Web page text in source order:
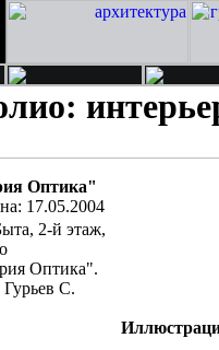
Оптика"
17.05.2004
2-й этаж,
Оптика".
С.